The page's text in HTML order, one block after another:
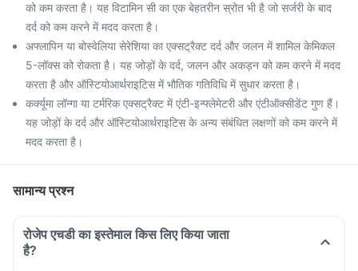
को कम करता है। यह विटामिन सी का एक बेहतरीन स्रोत भी है जो सर्जरी के बाद
दर्द को कम करने में मदद करता है।
अफ्लापिन या बोस्वेलिया सेरेशिया का एक्सट्रैक्ट दर्द और जलन में शामिल केमिकल
5-लॉक्स को रोकता है। यह जोड़ों के दर्द, जलन और अकड़न को कम करने में मदद
करता है और ऑस्टियोआर्थराइटिस में भौतिक गतिविधि में सुधार करता है।
कर्क्यूमा लॉन्गा या टर्मरिक एक्सट्रैक्ट में एंटी-इन्फ्लेमेटरी और एंटीऑक्सीडेंट गुण हैं।
यह जोड़ों के दर्द और ऑस्टियोआर्थराइटिस के अन्य संबंधित लक्षणों को कम करने में
मदद करता है।
सामान्य प्रश्न
रोजेप एचडी का इस्तेमाल किस लिए किया जाता
है?